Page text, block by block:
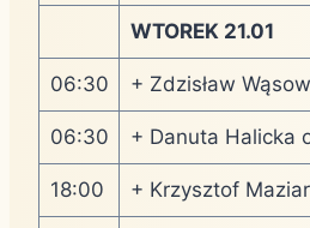
WTOREK 21.01
06:30 + Zdzisław
06:30 + Danuta Halicka
18:00 + Krzysztof